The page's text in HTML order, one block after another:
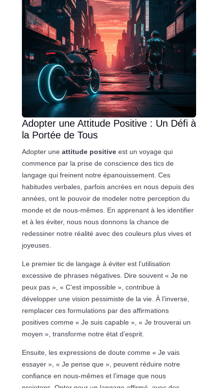
Adopter une Attitude Positive : Un Défi à
la Portée de Tous
Adopter une attitude positiveest un voyage qui
commence par la prise de conscience des tics de
langage qui freinent notre épanouissement. Ces
habitudes verbales, parfois ancrées en nous depuis des
années, ont le pouvoir de modeler notre perception du
monde et de nous-mêmes. En apprenant à les identifier
et à les éviter, nous nous donnons la chance de
redessiner notre réalité avec des couleurs plus vives et
joyeuses.
Le premier tic de langage à éviter est l’utilisation
excessive de phrases négatives. Dire souvent « Je ne
peux pas », « C’est impossible », contribue à
développer une vision pessimiste de la vie. À l’inverse,
remplacer ces formulations par des affirmations
positives comme « Je suis capable », « Je trouverai un
moyen », transforme notre état d’esprit.
Ensuite, les expressions de doute comme « Je vais
essayer », « Je pense que », peuvent réduire notre
confiance en nous-mêmes et l’image que nous